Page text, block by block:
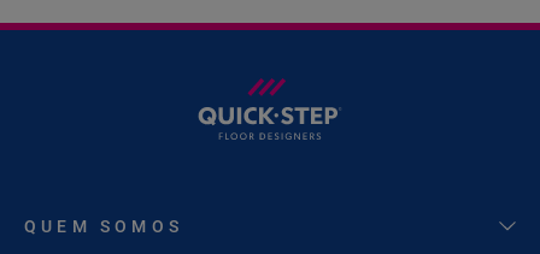
QUEM SOMOS